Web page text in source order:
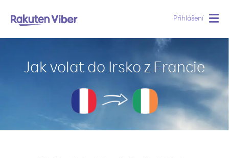
Přihlášení
Jak volat do Irsko z Francie